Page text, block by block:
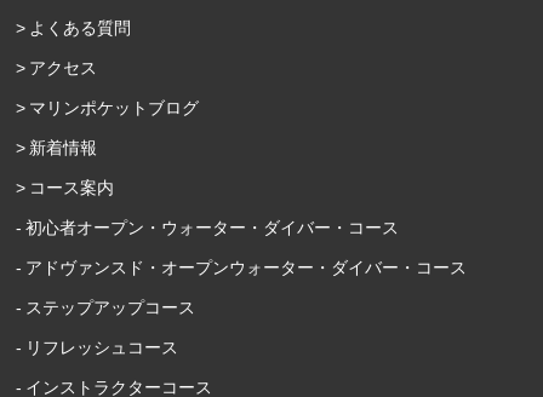
よくある質問
アクセス
マリンポケットブログ
新着情報
コース案内
初心者オープン・ウォーター・ダイバー・コース
アドヴァンスド・オープンウォーター・ダイバー・コース
ステップアップコース
リフレッシュコース
インストラクターコース